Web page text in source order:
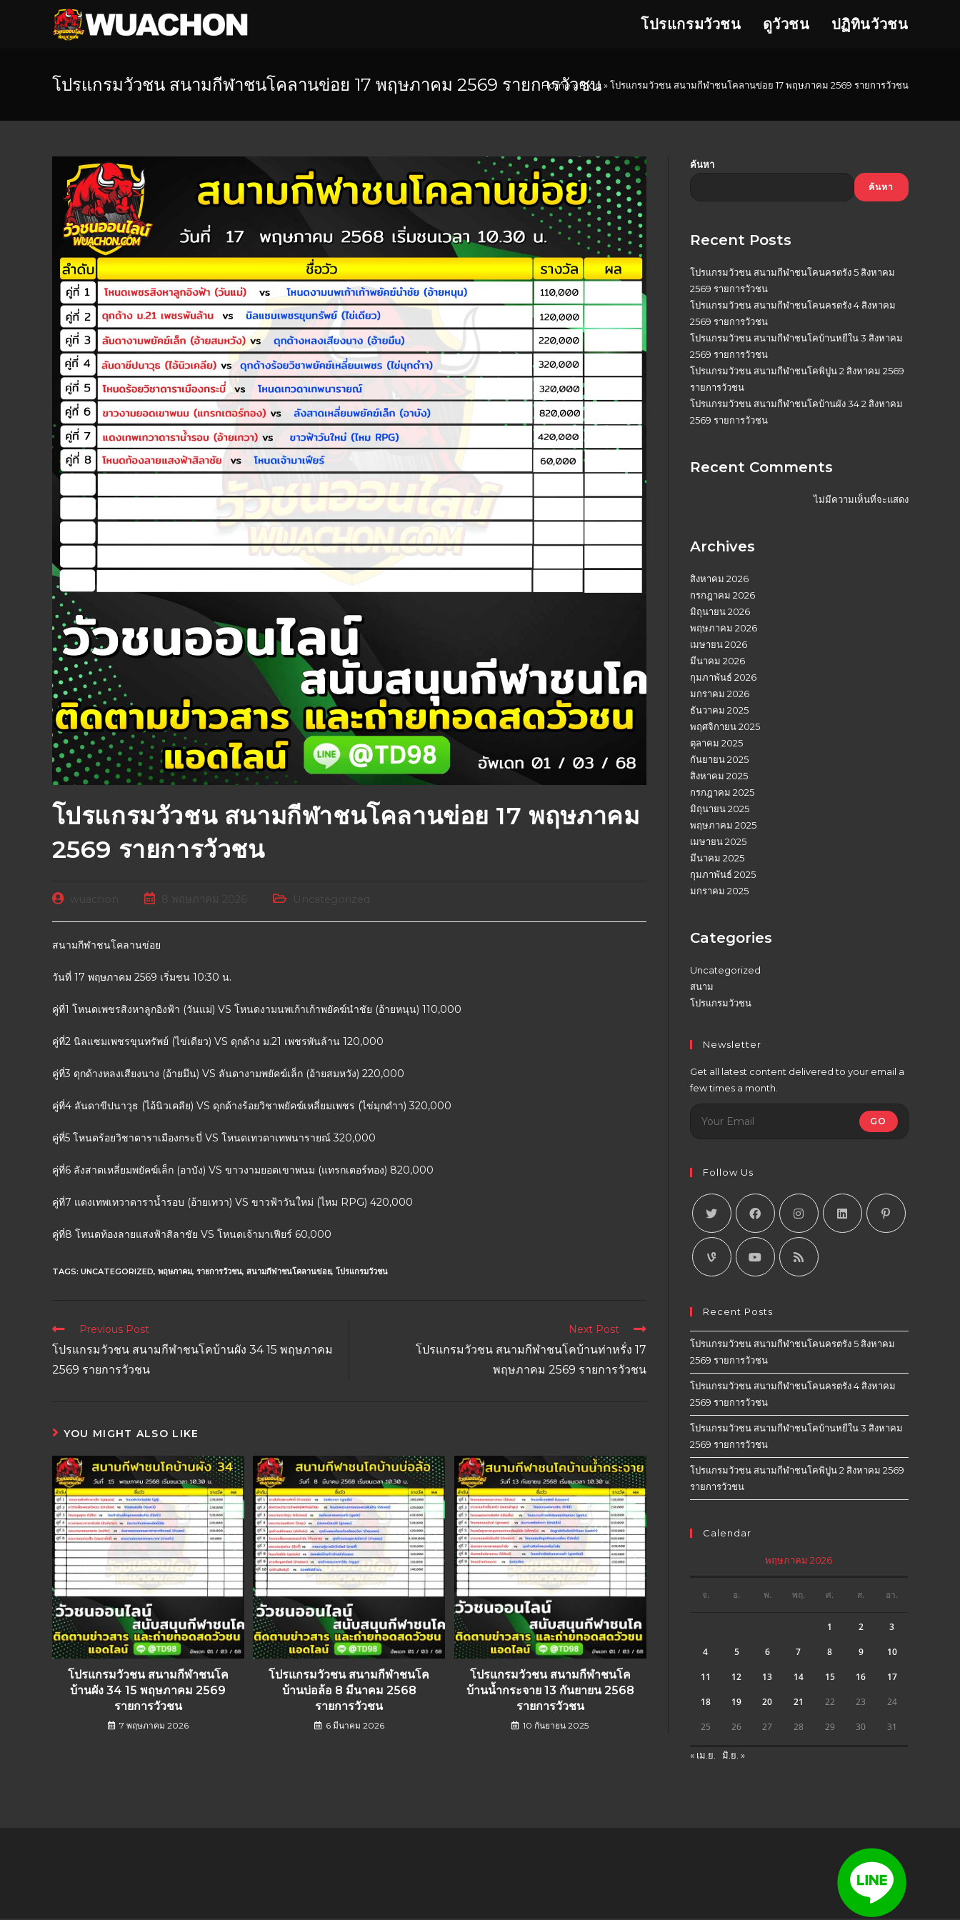
โปรแกรมวัวชน ดูวัวชน ปฏิทินวัวชน
โปรแกรมวัวชน สนามกีฬาชนโคลานข่อย 17 พฤษภาคม 2569 รายการวัวชน
Home»Blog»โปรแกรมวัวชน สนามกีฬาชนโคลานข่อย 17 พฤษภาคม 2569 รายการวัวชน
โปรแกรมวัวชน สนามกีฬาชนโคลานข่อย 17 พฤษภาคม
2569 รายการวัวชน
8 พฤษภาคม 2026 Uncategorized
สนามกีฬาชนโคลานข่อย
วันที่ 17 พฤษภาคม 2569 เริ่มชน 10:30 น.
คู่ที่1 โหนดเพชรสิงหาลูกอิงฟ้า (วันแม่) VS โหนดงามนพเก้าเก้าพยัคฆ์นำชัย (อ้ายหนุน) 110,000
คู่ที่2 นิลแซมเพชรขุนทรัพย์ (ไข่เดียว) VS ดุกด้าง ม.21 เพชรพันล้าน 120,000
คู่ที่3 ดุกด้างหลงเสียงนาง (อ้ายมึน) VS ลันดางามพยัคฆ์เล็ก (อ้ายสมหวัง) 220,000
คู่ที่4 ลันดาขีปนาวุธ (ไอ้นิวเคลีย) VS ดุกด้างร้อยวิชาพยัคฆ์เหลี่ยมเพชร (ไข่มุกดำา) 320,000
คู่ที่5 โหนดร้อยวิชาดาราเมืองกระบี่ VS โหนดเทวดาเทพนารายณ์ 320,000
คู่ที่6 ลังสาดเหลี่ยมพยัคฆ์เล็ก (อาบัง) VS ขาวงามยอดเขาพนม (แทรกเตอร์ทอง) 820,000
คู่ที่7 แดงเทพเทวาดาราน้ำรอบ (อ้ายเทวา) VS ขาวฟ้าวันใหม่ (ไหม RPG) 420,000
คู่ที่8 โหนดท้องลายแสงฟ้าสิลาชัย VS โหนดเจ้ามาเฟียร์ 60,000
TAGS: UNCATEGORIZED, พฤษภาคม, รายการวัวชน, สนามกีฬาชนโคลานข่อย, โปรแกรมวัวชน
Previous Post
โปรแกรมวัวชน สนามกีฬาชนโคบ้านผัง 34 15 พฤษภาคม
2569 รายการวัวชน
Next Post
โปรแกรมวัวชน สนามกีฬาชนโคบ้านท่าหรั่ง 17
พฤษภาคม 2569 รายการวัวชน
YOU MIGHT ALSO LIKE
โปรแกรมวัวชน สนามกีฬาชนโค
บ้านผัง 34 15 พฤษภาคม 2569
รายการวัวชน
7 พฤษภาคม 2026
โปรแกรมวัวชน สนามกีฬาชนโค
บ้านบ่อล้อ 8 มีนาคม 2568
รายการวัวชน
6 มีนาคม 2026
โปรแกรมวัวชน สนามกีฬาชนโค
บ้านน้ำกระจาย 13 กันยายน 2568
รายการวัวชน
10 กันยายน 2025
ค้นหา
ค้นหา
Recent Posts
โปรแกรมวัวชน สนามกีฬาชนโคนครตรัง 5 สิงหาคม
2569 รายการวัวชน
โปรแกรมวัวชน สนามกีฬาชนโคนครตรัง 4 สิงหาคม
2569 รายการวัวชน
โปรแกรมวัวชน สนามกีฬาชนโคบ้านหยีใน 3 สิงหาคม
2569 รายการวัวชน
โปรแกรมวัวชน สนามกีฬาชนโคพิปูน 2 สิงหาคม 2569
รายการวัวชน
โปรแกรมวัวชน สนามกีฬาชนโคบ้านผัง 34 2 สิงหาคม
2569 รายการวัวชน
Recent Comments
ไม่มีความเห็นที่จะแสดง
Archives
สิงหาคม 2026
กรกฎาคม 2026
มิถุนายน 2026
พฤษภาคม 2026
เมษายน 2026
มีนาคม 2026
กุมภาพันธ์ 2026
มกราคม 2026
ธันวาคม 2025
พฤศจิกายน 2025
ตุลาคม 2025
กันยายน 2025
สิงหาคม 2025
กรกฎาคม 2025
มิถุนายน 2025
พฤษภาคม 2025
เมษายน 2025
มีนาคม 2025
กุมภาพันธ์ 2025
มกราคม 2025
Categories
Uncategorized
สนาม
โปรแกรมวัวชน
Newsletter
Get all latest content delivered to your email a
few times a month.
GO
Follow Us
Recent Posts
โปรแกรมวัวชน สนามกีฬาชนโคนครตรัง 5 สิงหาคม
2569 รายการวัวชน
โปรแกรมวัวชน สนามกีฬาชนโคนครตรัง 4 สิงหาคม
2569 รายการวัวชน
โปรแกรมวัวชน สนามกีฬาชนโคบ้านหยีใน 3 สิงหาคม
2569 รายการวัวชน
โปรแกรมวัวชน สนามกีฬาชนโคพิปูน 2 สิงหาคม 2569
รายการวัวชน
Calendar
พฤษภาคม 2026
จ. อ. พ. พฤ. ศ. ส. อา.
1 2 3
4 5 6 7 8 9 10
11 12 13 14 15 16 17
18 19 20 21 22 23 24
25 26 27 28 29 30 31
« เม.ย. มิ.ย. »